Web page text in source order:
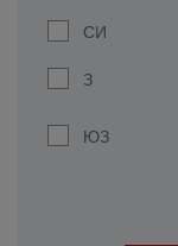
СИ
З
ЮЗ